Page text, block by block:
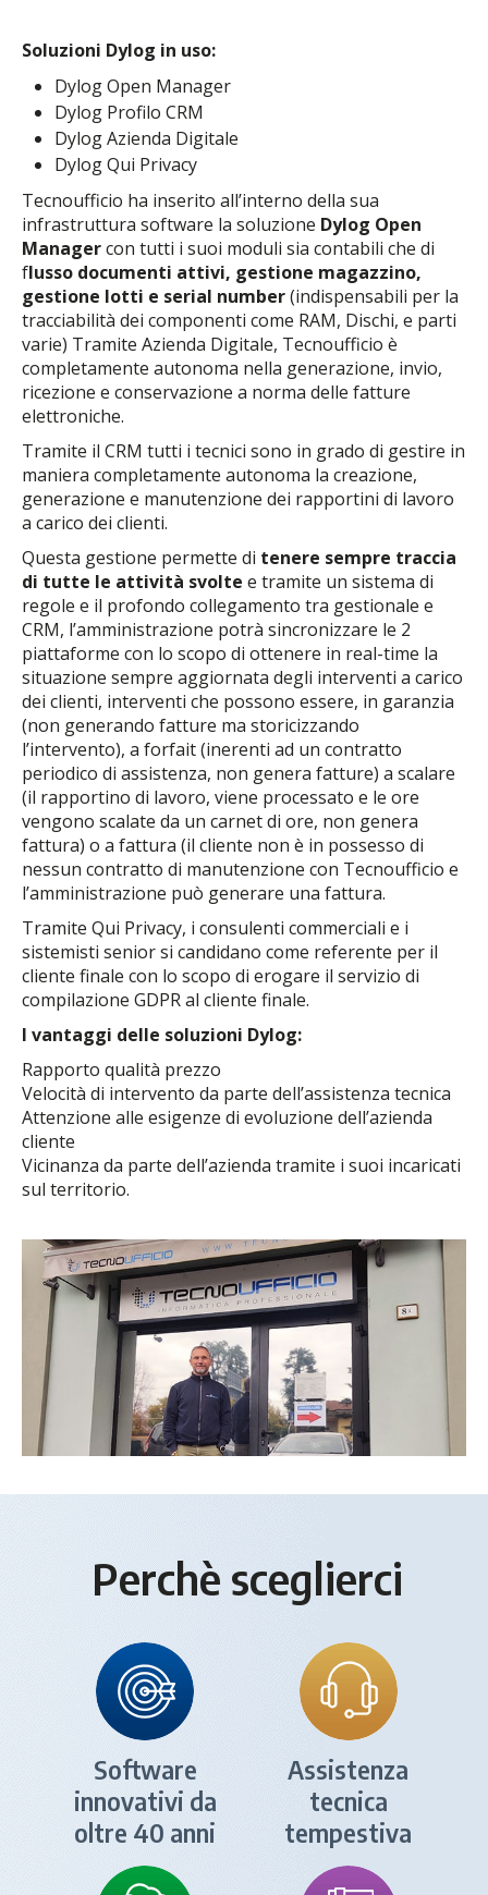
Soluzioni Dylog in uso:
Dylog Open Manager
Dylog Profilo CRM
Dylog Azienda Digitale
Dylog Qui Privacy
Tecnoufficio ha inserito all’interno della sua
infrastruttura software la soluzione Dylog Open
Managercon tutti i suoi moduli sia contabili che di
flusso documenti attivi, gestione magazzino,
gestione lotti e serial number(indispensabili per la
tracciabilità dei componenti come RAM, Dischi, e parti
varie) Tramite Azienda Digitale, Tecnoufficio è
completamente autonoma nella generazione, invio,
ricezione e conservazione a norma delle fatture
elettroniche.
Tramite il CRM tutti i tecnici sono in grado di gestire in
maniera completamente autonoma la creazione,
generazione e manutenzione dei rapportini di lavoro
a carico dei clienti.
Questa gestione permette di tenere sempre traccia
di tutte le attività svolte e tramite un sistema di
regole e il profondo collegamento tra gestionale e
CRM, l’amministrazione potrà sincronizzare le 2
piattaforme con lo scopo di ottenere in real-time la
situazione sempre aggiornata degli interventi a carico
dei clienti, interventi che possono essere, in garanzia
(non generando fatture ma storicizzando
l’intervento), a forfait (inerenti ad un contratto
periodico di assistenza, non genera fatture) a scalare
(il rapportino di lavoro, viene processato e le ore
vengono scalate da un carnet di ore, non genera
fattura) o a fattura (il cliente non è in possesso di
nessun contratto di manutenzione con Tecnoufficio e
l’amministrazione può generare una fattura.
Tramite Qui Privacy, i consulenti commerciali e i
sistemisti senior si candidano come referente per il
cliente finale con lo scopo di erogare il servizio di
compilazione GDPR al cliente finale.
I vantaggi delle soluzioni Dylog:
Rapporto qualità prezzo
Velocità di intervento da parte dell’assistenza tecnica
Attenzione alle esigenze di evoluzione dell’azienda
cliente
Vicinanza da parte dell’azienda tramite i suoi incaricati
sul territorio.
Perchè sceglierci
Software
innovativi da
oltre 40 anni
Assistenza
tecnica
tempestiva